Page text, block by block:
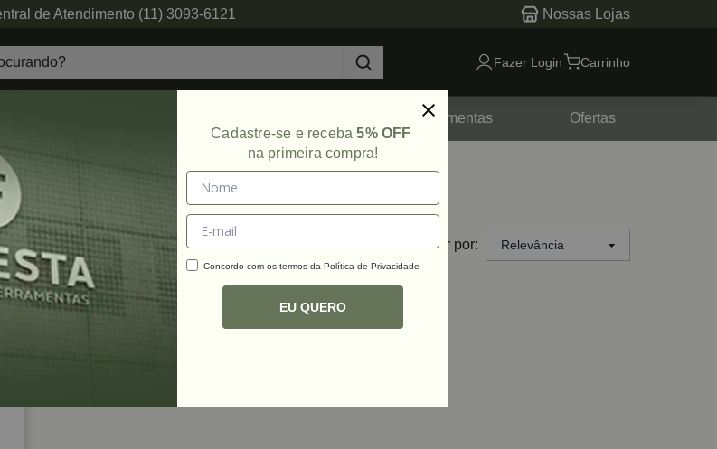
de Atendimento (11) 3093-6121 Nossas Lojas
Fazer Login Carrinho
Ferramentas Ofertas
Ordenar por:
Cadastre-se e receba5% OFF
na primeira compra!
Concordo com os termos da Política de Privacidade
EU QUERO